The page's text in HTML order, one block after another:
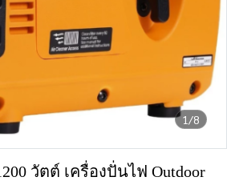
1/8
วัตต์ เครื่องปั่นไฟ Outdoor